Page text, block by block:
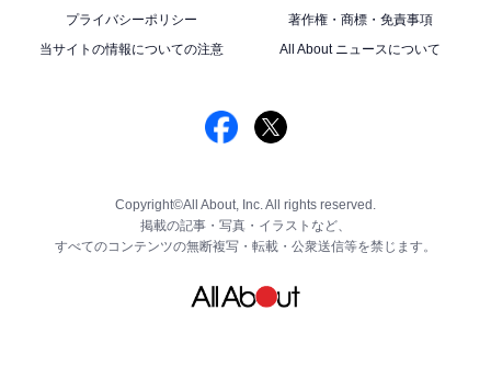
プライバシーポリシー
著作権・商標・免責事項
当サイトの情報についての注意
All About ニュースについて
Copyright©All About, Inc. All rights reserved.
掲載の記事・写真・イラストなど、
すべてのコンテンツの無断複写・転載・公衆送信等を禁じます。